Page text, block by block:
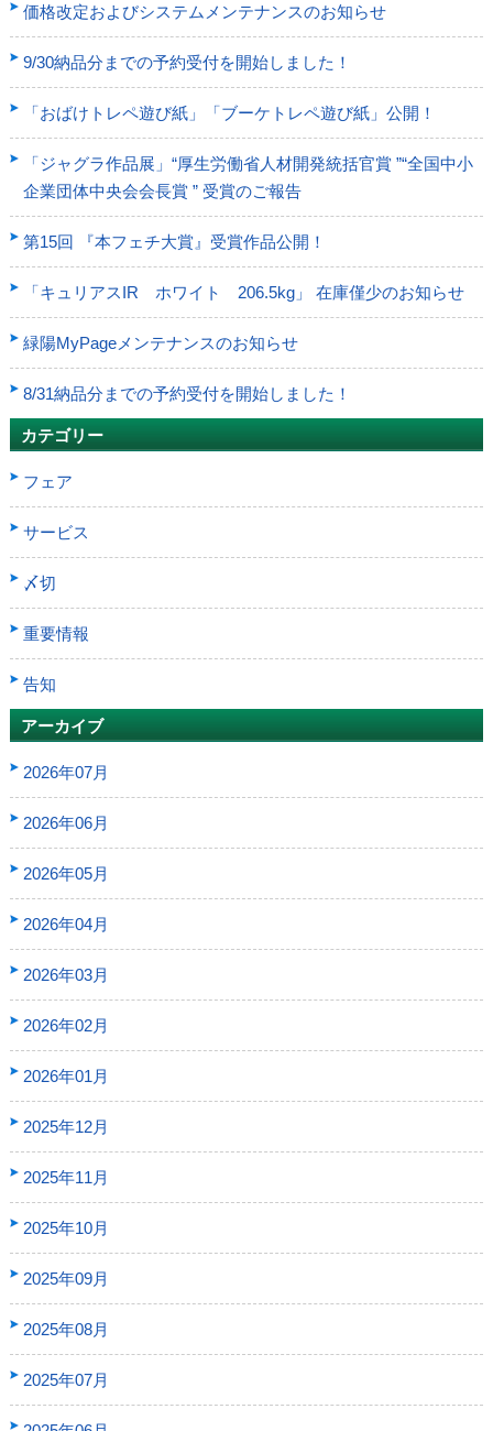
価格改定およびシステムメンテナンスのお知らせ
9/30納品分までの予約受付を開始しました！
「おばけトレペ遊び紙」「ブーケトレペ遊び紙」公開！
「ジャグラ作品展」“厚生労働省人材開発統括官賞 ”“全国中小
企業団体中央会会長賞 ” 受賞のご報告
第15回 『本フェチ大賞』受賞作品公開！
「キュリアスIR ホワイト 206.5kg」 在庫僅少のお知らせ
緑陽MyPageメンテナンスのお知らせ
8/31納品分までの予約受付を開始しました！
カテゴリー
フェア
サービス
〆切
重要情報
告知
アーカイブ
2026年07月
2026年06月
2026年05月
2026年04月
2026年03月
2026年02月
2026年01月
2025年12月
2025年11月
2025年10月
2025年09月
2025年08月
2025年07月